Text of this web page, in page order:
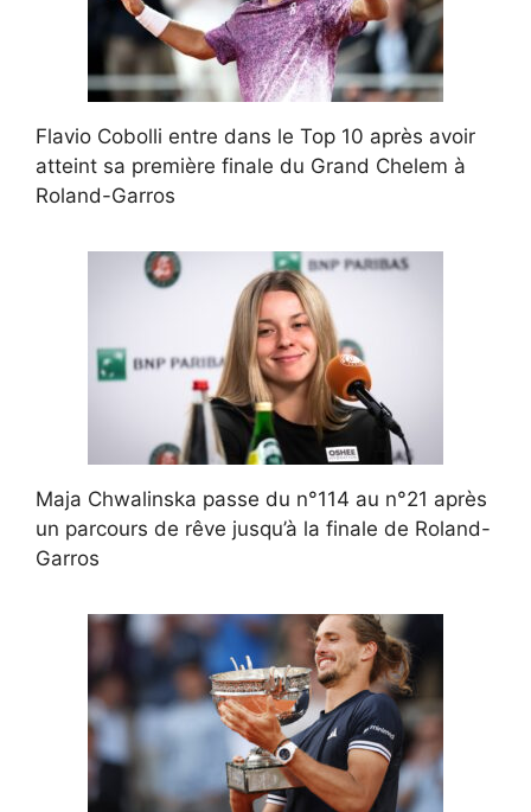
Flavio Cobolli entre dans le Top 10 après avoir
atteint sa première finale du Grand Chelem à
Roland-Garros
Maja Chwalinska passe du n°114 au n°21 après
un parcours de rêve jusqu’à la finale de Roland-
Garros